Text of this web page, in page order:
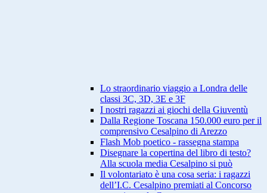
Lo straordinario viaggio a Londra delle
classi 3C, 3D, 3E e 3F
I nostri ragazzi ai giochi della Giuventù
Dalla Regione Toscana 150.000 euro per il
comprensivo Cesalpino di Arezzo
Flash Mob poetico - rassegna stampa
Disegnare la copertina del libro di testo?
Alla scuola media Cesalpino si può
Il volontariato è una cosa seria: i ragazzi
dell’I.C. Cesalpino premiati al Concorso